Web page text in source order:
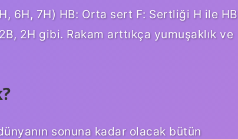
6H, 7H) HB: Orta sert F: Sertliği H ile HB
2H gibi. Rakam arttıkça yumuşaklık ve
sonuna kadar olacak bütün